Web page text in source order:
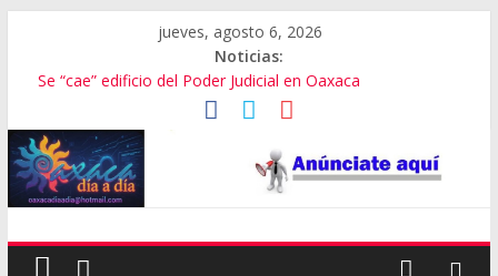
jueves, agosto 6, 2026
Noticias:
Se “cae” edificio del Poder Judicial en Oaxaca
Exámenes fallidos en Oaxaca
Oaxaca se suma a la Jornada Nacional de Reforestación
Cómo cuidar el presupuesto familiar en el regreso a clases
Inaugura Salomón ExpoMar 2026